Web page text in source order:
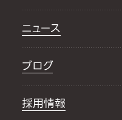
ニュース
ブログ
採用情報